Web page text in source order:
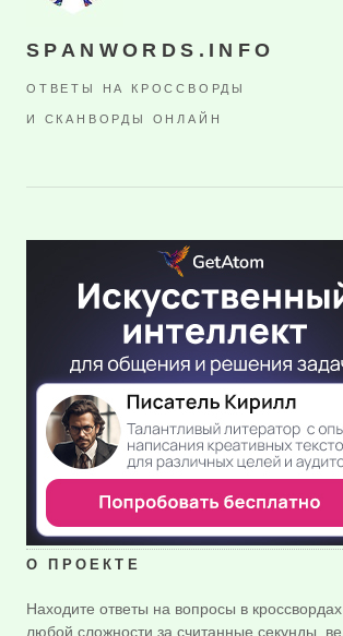
SPANWORDS.INFO
ОТВЕТЫ НА КРОССВОРДЫ
И СКАНВОРДЫ ОНЛАЙН
О ПРОЕКТЕ
Находите ответы на вопросы в
любой сложности за считанные секунды,